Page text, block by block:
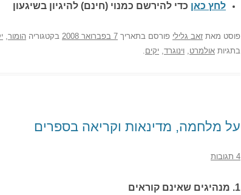
לחץ כאן כדי להירשם כמנוי (חינם) להיגיון בשיגעון
פוסט מאת זאב גלילי פורסם בתאריך 7 בפברואר 2008 בקטגוריה הומור,
בתגיות אולמרט, וינוגרד, יקים.
על מלחמה, מדינאות וקריאה בספרים
4 תגובות
1. מנהיגים שאינם קוראים